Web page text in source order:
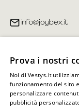
info@joybex.it
Account
Informazioni
Prova i nostri
Noi di Vestys.it
funzionamento del sito
personalizzare
pubblicità